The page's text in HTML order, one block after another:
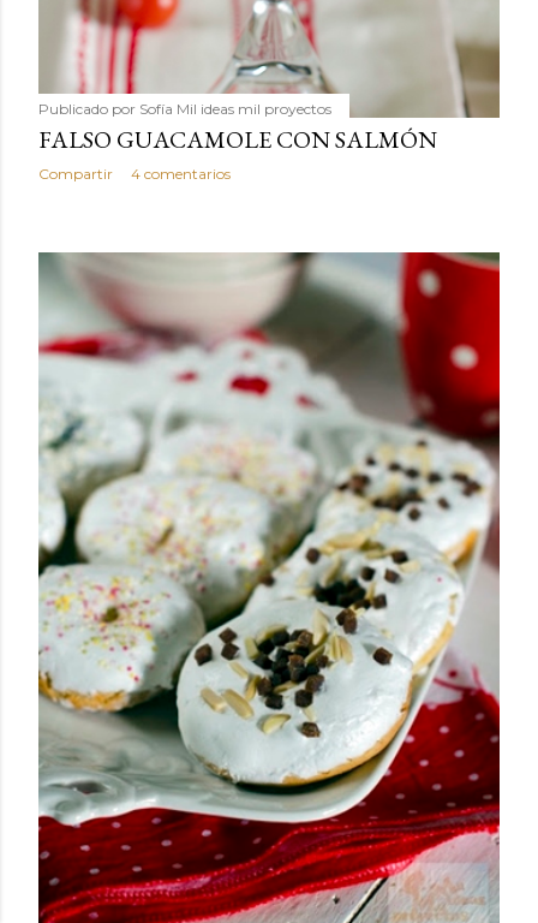
Publicado por Sofía Mil ideas mil proyectos
FALSO GUACAMOLE CON SALMÓN
Compartir 4 comentarios